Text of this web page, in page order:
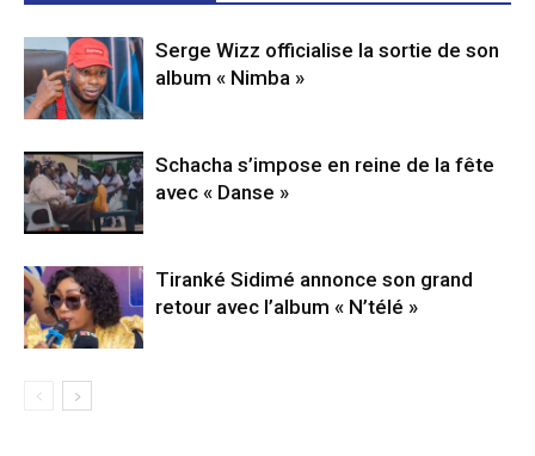
Serge Wizz officialise la sortie de son
album « Nimba »
Schacha s’impose en reine de la fête
avec « Danse »
Tiranké Sidimé annonce son grand
retour avec l’album « N’télé »